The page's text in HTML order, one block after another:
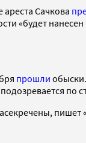
ареста Сачкова
«будет
прошли
по